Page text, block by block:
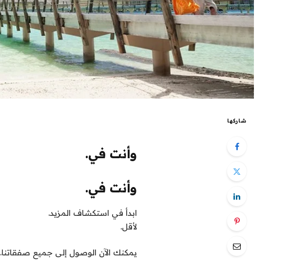
شاركها
وأنت في.
وأنت في.
ابدأ في استكشاف المزيد.
لأقل.
يمكنك الآن الوصول إلى جميع صفقاتنا.